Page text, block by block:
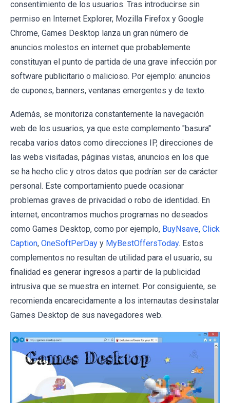
consentimiento de los usuarios. Tras introducirse sin
permiso en Internet Explorer, Mozilla Firefox y Google
Chrome, Games Desktop lanza un gran número de
anuncios molestos en internet que probablemente
constituyan el punto de partida de una grave infección por
software publicitario o malicioso. Por ejemplo: anuncios
de cupones, banners, ventanas emergentes y de texto.
Además, se monitoriza constantemente la navegación
web de los usuarios, ya que este complemento "basura"
recaba varios datos como direcciones IP, direcciones de
las webs visitadas, páginas vistas, anuncios en los que
se ha hecho clic y otros datos que podrían ser de carácter
personal. Este comportamiento puede ocasionar
problemas graves de privacidad o robo de identidad. En
internet, encontramos muchos programas no deseados
como Games Desktop, como por ejemplo, BuyNsave, Click
Caption, OneSoftPerDay y MyBestOffersToday. Estos
complementos no resultan de utilidad para el usuario, su
finalidad es generar ingresos a partir de la publicidad
intrusiva que se muestra en internet. Por consiguiente, se
recomienda encarecidamente a los internautas desinstalar
Games Desktop de sus navegadores web.